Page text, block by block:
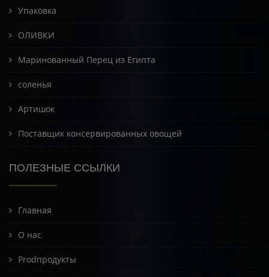
Упаковка
ОЛИВКИ
Маринованный Перец из Египта
соленья
Артишок
Поставщик консервированных овощей
ПОЛЕЗНЫЕ ССЫЛКИ
Главная
О нас
Prodпродукты